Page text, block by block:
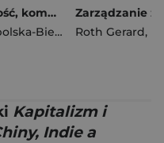
Osobowość, kompetencje społeczne i inteligencja emocjonalna menedżerów. Determinanty stylu kierowani
Agata Opolska-Bielańska
Roth Gerard,
Kapitalizm i
Indie a